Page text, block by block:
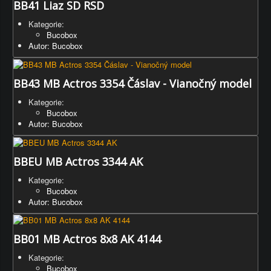
BB41 Liaz SD RSD
Kategorie:
Bucobox
Autor: Bucobox
BB43 MB Actros 3354 Čáslav - Vianočný model
Kategorie:
Bucobox
Autor: Bucobox
BBEU MB Actros 3344 AK
Kategorie:
Bucobox
Autor: Bucobox
BB01 MB Actros 8x8 AK 4144
Kategorie:
Bucobox